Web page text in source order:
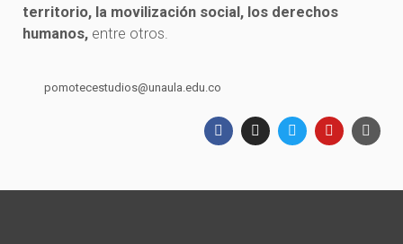
territorio, la movilización social, los derechos
humanos, entre otros.
pomotecestudios@unaula.edu.co